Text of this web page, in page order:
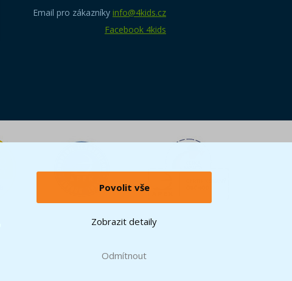
Povolit vše
Zobrazit detaily
Odmítnout
Email pro zákazníky info@4kids.cz
Facebook 4kids